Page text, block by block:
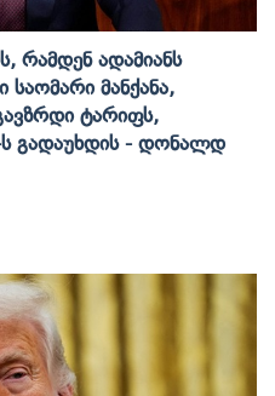
Რამდენ Ადამიანს
Მანქანა,
Ტარიფს,
Გადაუხდის - Დონალდ